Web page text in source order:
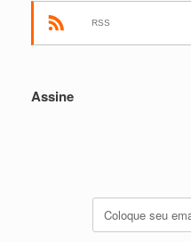
RSS
Assine